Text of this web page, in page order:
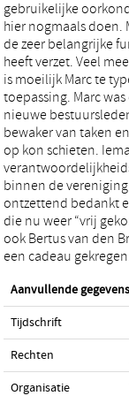
gebruikelijke
hier nogmaals doen.
de zeer belangrijke
heeft verzet. Veel
is moeilijk Marc te
toepassing. Marc
nieuwe
bewaker van taken
op kon schieten.
binnen de
ontzettend bedankt
die nu weer “vrij
ook Bertus van den
een cadeau
Aanvullende gegevens
Tijdschrift
Rechten
Organisatie